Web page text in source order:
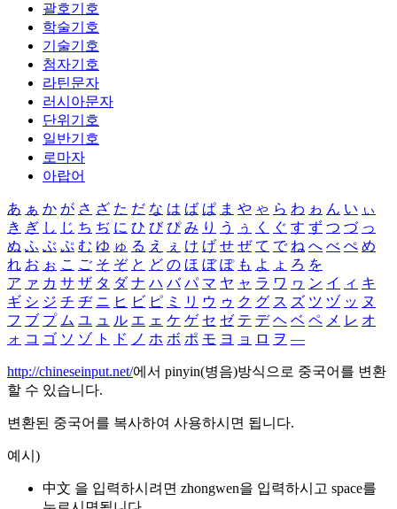
괄호기호
학술기호
기술기호
첨자기호
라틴문자
러시아문자
단위기호
일반기호
로마자
아랍어
あ ぁ か が さ ざ た だ な は ば ぱ ま や ゃ ら わ ゎ ん い ぃ
き ぎ し じ ち ぢ に ひ び ぴ み り う ぅ く ぐ す ず つ づ っ
ぬ ふ ぶ ぷ む ゆ ゅ る え ぇ け げ せ ぜ て で ね へ べ ぺ め
れ お ぉ こ ご そ ぞ と ど の ほ ぼ ぽ も よ ょ ろ を
ア ァ カ サ ザ タ ダ ナ ハ バ パ マ ヤ ャ ラ ワ ヮ ン イ ィ キ
ギ シ ジ チ ヂ ニ ヒ ビ ピ ミ リ ウ ゥ ク グ ス ズ ツ ヅ ッ ヌ
フ ブ プ ム ユ ュ ル エ ェ ケ ゲ セ ゼ テ デ ヘ ベ ペ メ レ オ
ォ コ ゴ ソ ゾ ト ド ノ ホ ボ ポ モ ヨ ョ ロ ヲ ―
http://chineseinput.net/에서 pinyin(병음)방식으로 중국어를 변환
할 수 있습니다.
변환된 중국어를 복사하여 사용하시면 됩니다.
예시)
中文 을 입력하시려면 zhongwen을 입력하시고 space를